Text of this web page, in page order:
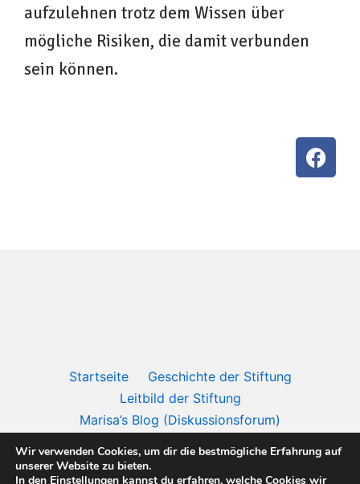
aufzulehnen trotz dem Wissen über
mögliche Risiken, die damit verbunden
sein können.
Startseite
Geschichte der Stiftung
Leitbild der Stiftung
Marisa’s Blog (Diskussionsforum)
Wir verwenden Cookies, um dir die bestmögliche Erfahrung auf
unserer Website zu bieten.
In den Einstellungen kannst du erfahren, welche Cookies wir